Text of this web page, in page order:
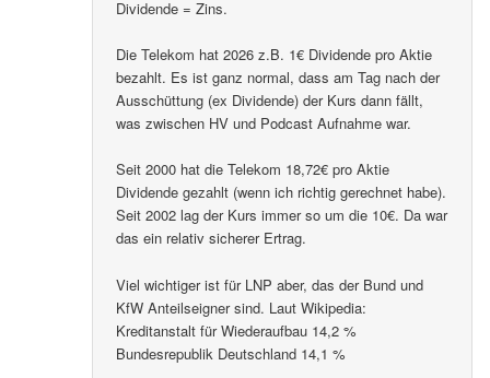
Dividende = Zins.
Die Telekom hat 2026 z.B. 1€ Dividende pro Aktie
bezahlt. Es ist ganz normal, dass am Tag nach der
Ausschüttung (ex Dividende) der Kurs dann fällt,
was zwischen HV und Podcast Aufnahme war.
Seit 2000 hat die Telekom 18,72€ pro Aktie
Dividende gezahlt (wenn ich richtig gerechnet habe).
Seit 2002 lag der Kurs immer so um die 10€. Da war
das ein relativ sicherer Ertrag.
Viel wichtiger ist für LNP aber, das der Bund und
KfW Anteilseigner sind. Laut Wikipedia:
Kreditanstalt für Wiederaufbau 14,2 %
Bundesrepublik Deutschland 14,1 %